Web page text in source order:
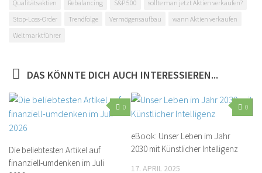
Qualitätsaktien
Rebalancing S&P 500
sollte man jetzt Aktien verkaufen?
Stop-Loss-Order
Trendfolge Vermögensaufbau
wann Aktien verkaufen
Weltmarktführer
DAS KÖNNTE DICH AUCH INTERESSIEREN...
0
Die beliebtesten Artikel auf
finanziell-umdenken im Juli
0
eBook: Unser Leben im Jahr
2030 mit Künstlicher Intelligenz
17. APRIL 2025